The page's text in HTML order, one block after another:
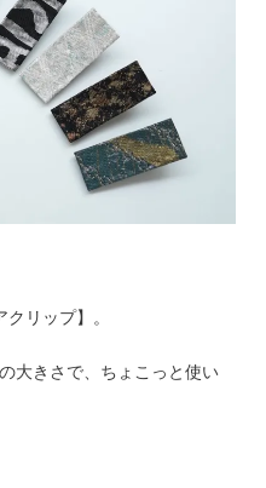
リップ】。
大きさで、ちょこっと使い